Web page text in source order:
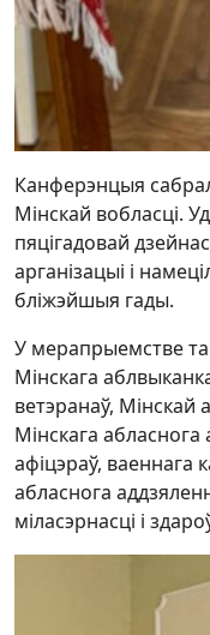
Канферэнцыя
Мінскай вобласці.
пяцігадовай
арганізацыі і
бліжэйшыя гады.
У мерапрыемстве
Мінскага
ветэранаў, Мінскай
Мінскага абласнога
афіцэраў, ваеннага
абласнога
міласэрнасці і